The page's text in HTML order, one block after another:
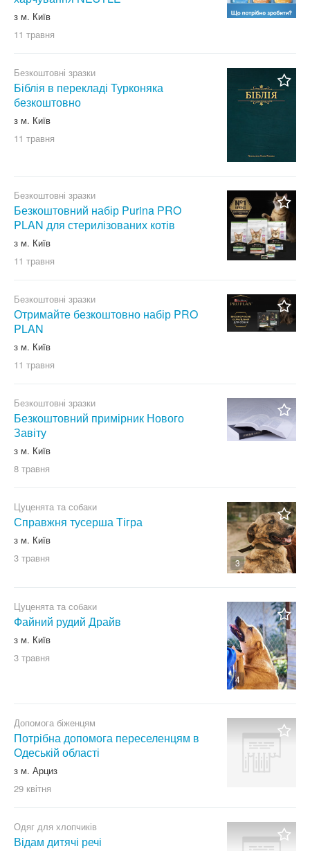
з м. Київ
11 травня
Безкоштовні зразки
Біблія в перекладі Турконяка
безкоштовно
з м. Київ
11 травня
Безкоштовні зразки
Безкоштовний набір Purina PRO
PLAN для стерилізованих котів
з м. Київ
11 травня
Безкоштовні зразки
Отримайте безкоштовно набір PRO
PLAN
з м. Київ
11 травня
Безкоштовні зразки
Безкоштовний примірник Нового
Завіту
з м. Київ
8 травня
3
Цуценята та собаки
Справжня тусерша Тігра
з м. Київ
3 травня
4
Цуценята та собаки
Файний рудий Драйв
з м. Київ
3 травня
Допомога біженцям
Потрібна допомога переселенцям в
Одеській області
з м. Арциз
29 квітня
Одяг для хлопчиків
Відам дитячі речі